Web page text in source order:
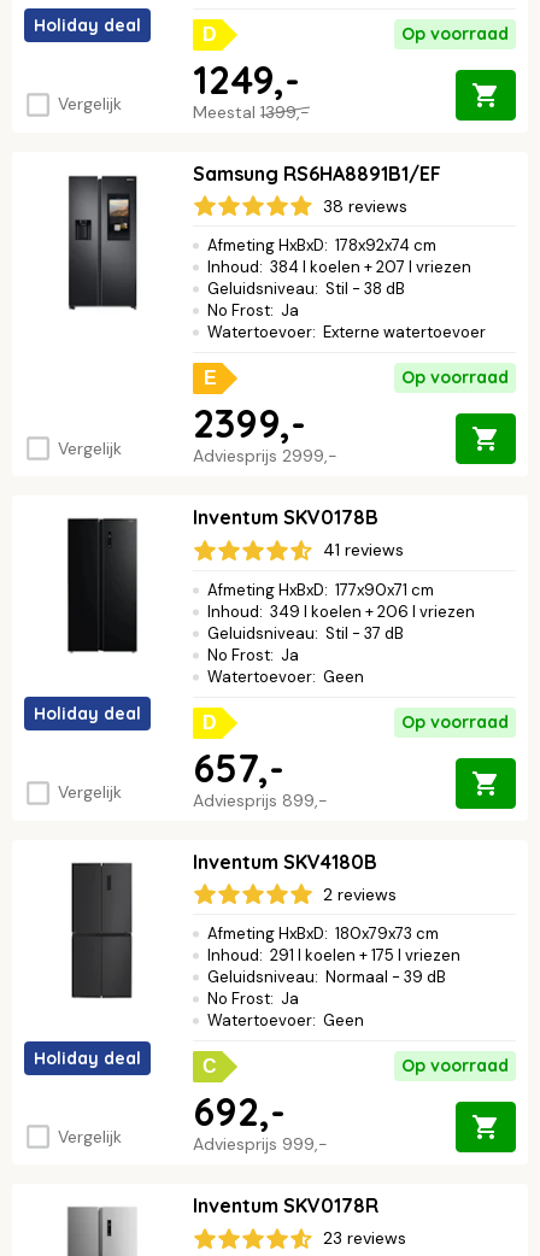
Holiday deal
Vergelijk
D Op voorraad
Meestal 1399,-
1249,-
Vergelijk
Samsung RS6HA8891B1/EF
38 reviews
Afmeting HxBxD: 178x92x74 cm
Inhoud: 384 l koelen + 207 l vriezen
Geluidsniveau: Stil - 38 dB
No Frost: Ja
Watertoevoer: Externe watertoevoer
E Op voorraad
Adviesprijs 2999,-
2399,-
Holiday deal
Vergelijk
Inventum SKV0178B
41 reviews
Afmeting HxBxD: 177x90x71 cm
Inhoud: 349 l koelen + 206 l vriezen
Geluidsniveau: Stil - 37 dB
No Frost: Ja
Watertoevoer: Geen
D Op voorraad
Adviesprijs 899,-
657,-
Holiday deal
Vergelijk
Inventum SKV4180B
2 reviews
Afmeting HxBxD: 180x79x73 cm
Inhoud: 291 l koelen + 175 l vriezen
Geluidsniveau: Normaal - 39 dB
No Frost: Ja
Watertoevoer: Geen
C Op voorraad
Adviesprijs 999,-
692,-
Inventum SKV0178R
23 reviews